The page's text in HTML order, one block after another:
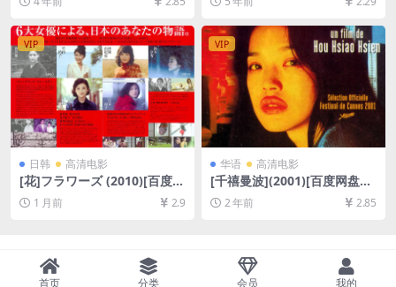
80P超清未删减][MP4/6.8GB]
+迅雷云盘资源1080P超清][M
VIP
日韩 高清电影
[花]フラワーズ (2010)[百度网
盘+夸克网盘1080P超清未删
减资源][网盘在线播放/下载]
1 月前 2.9
VIP
华语 高清电影
[千禧曼波](2001)[百度网盘
+夸克网盘1080P超清未删减
资源][网盘在线播放/下载][MP
2 年前 2.85
首页 分类 会员 我的